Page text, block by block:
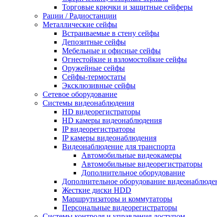
Торговые крючки и защитные сейферы
Рации / Радиостанции
Металлические сейфы
Встраиваемые в стену сейфы
Депозитные сейфы
Мебельные и офисные сейфы
Огнестойкие и взломостойкие сейфы
Оружейные сейфы
Сейфы-термостаты
Эксклюзивные сейфы
Сетевое оборудование
Системы видеонаблюдения
HD видеорегистраторы
HD камеры видеонаблюдения
IP видеорегистраторы
IP камеры видеонаблюдения
Видеонаблюдение для транспорта
Автомобильные видеокамеры
Автомобильные видеорегистраторы
Дополнительное оборудование
Дополнительное оборудование
Жесткие диски HDD
Маршрутизаторы и коммутаторы
Персональные видеорегистраторы